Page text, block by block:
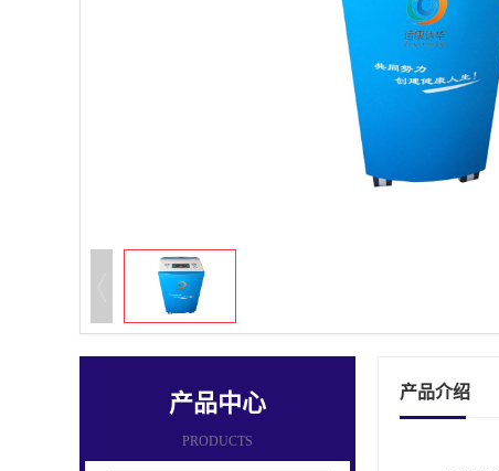
产品中心
PRODUCTS
产品介绍